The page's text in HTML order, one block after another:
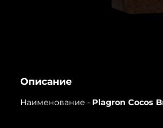
Описание
Наименование - Plagron Cocos